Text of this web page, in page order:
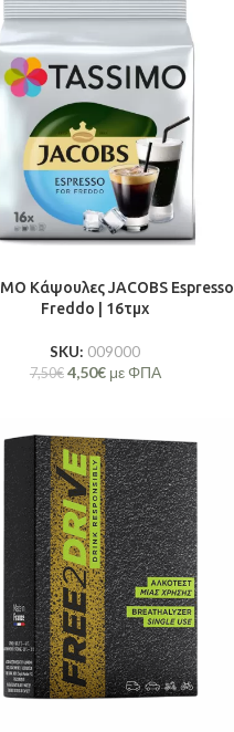
Κάψουλες JACOBS Espresso
Freddo | 16τμχ
SKU: 009000
7,50€ 4,50€με ΦΠΑ